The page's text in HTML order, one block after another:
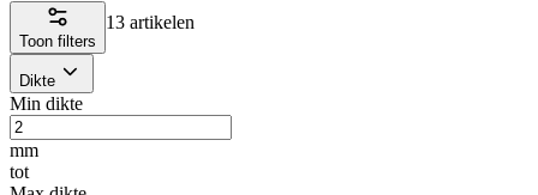
Toon filters
13 artikelen
Dikte
Min dikte
mm
tot